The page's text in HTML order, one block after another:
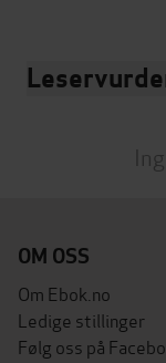
OM OSS
Om Ebok.no
Ledige stillinger
Følg oss på